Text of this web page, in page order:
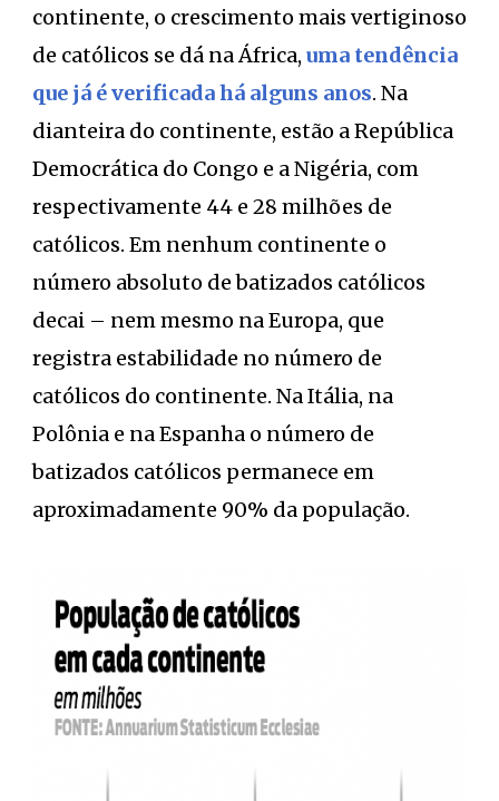
continente, o crescimento mais vertiginoso
de católicos se dá na África, uma tendência
que já é verificada há alguns anos. Na
dianteira do continente, estão a República
Democrática do Congo e a Nigéria, com
respectivamente 44 e 28 milhões de
católicos. Em nenhum continente o
número absoluto de batizados católicos
decai – nem mesmo na Europa, que
registra estabilidade no número de
católicos do continente. Na Itália, na
Polônia e na Espanha o número de
batizados católicos permanece em
aproximadamente 90% da população.